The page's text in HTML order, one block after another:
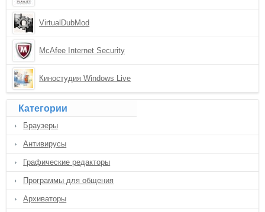
VirtualDubMod
McAfee Internet Security
Киностудия Windows Live
Категории
Браузеры
Антивирусы
Графические редакторы
Программы для общения
Архиваторы